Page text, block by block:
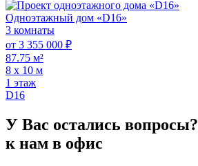
Одноэтажный дом «D16»
3 комнаты
от 3 355 000 ₽
87.75 м²
8 х 10 м
1 этаж
D16
У Вас остались вопросы?
к нам в офис